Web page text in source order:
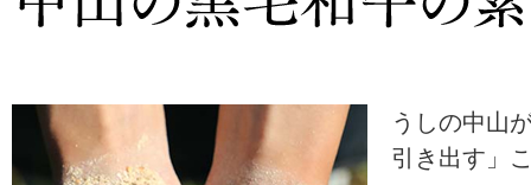
うしの中山
引き出す」